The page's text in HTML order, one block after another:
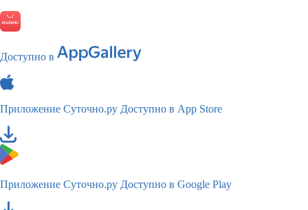
Доступно в
Приложение Суточно.ру Доступно в App Store
Приложение Суточно.ру Доступно в Google Play